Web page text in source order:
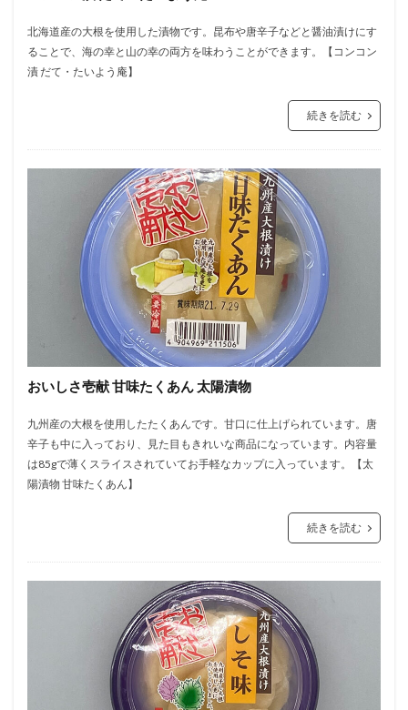
北海道産の大根を使用した漬物です。昆布や唐辛子などと醤油漬けにす
ることで、海の幸と山の幸の両方を味わうことができます。【コンコン
漬 だて・たいよう庵】
続きを読む
おいしさ壱献 甘味たくあん 太陽漬物
九州産の大根を使用したたくあんです。甘口に仕上げられています。唐
辛子も中に入っており、見た目もきれいな商品になっています。内容量
は85gで薄くスライスされていてお手軽なカップに入っています。【太
陽漬物 甘味たくあん】
続きを読む